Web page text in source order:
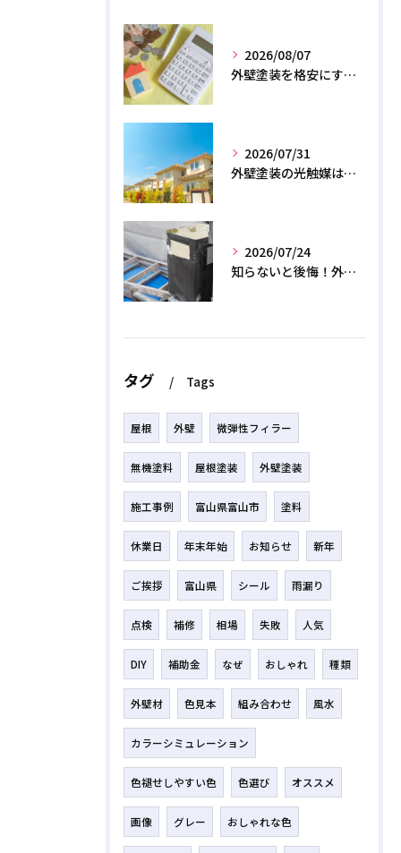
2026/08/07
外壁塗装を格安にする裏ワザ！専門店に直接頼むと数十万浮く？
2026/07/31
外壁塗装の光触媒は効果なし？デメリットと2026年のリアル
2026/07/24
知らないと後悔！外壁塗装で無機質塗料を選ぶデメリットと3つの罠
タグ Tags
屋根 外壁 微弾性フィラー
無機塗料 屋根塗装 外壁塗装
施工事例 富山県富山市 塗料
休業日 年末年始 お知らせ 新年
ご挨拶 富山県 シール 雨漏り
点検 補修 相場 失敗 人気
DIY 補助金 なぜ おしゃれ 種類
外壁材 色見本 組み合わせ 風水
カラーシミュレーション
色褪せしやすい色 色選び オススメ
画像 グレー おしゃれな色